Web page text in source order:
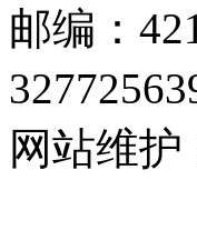
邮编：
网站维